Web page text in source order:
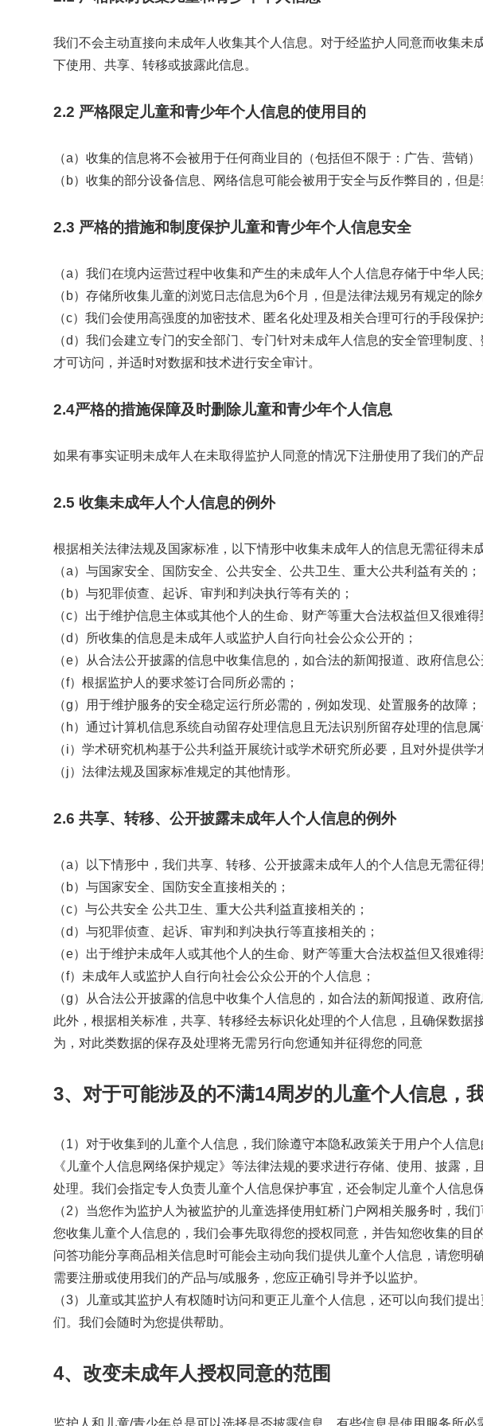
我们不会主动直接向未成年人收集其个人信息。对于经监护人同意而收集
下使用、共享、转移或披露此信息。
2.2 严格限定儿童和青少年个人信息的使用目的
（a）收集的信息将不会被用于任何商业目的（包括但不限于：广告、营销
（b）收集的部分设备信息、网络信息可能会被用于安全与反作弊目的，但
2.3 严格的措施和制度保护儿童和青少年个人信息安全
（a）我们在境内运营过程中收集和产生的未成年人个人信息存储于中华人
（b）存储所收集儿童的浏览日志信息为6个月，但是法律法规另有规定的除
（c）我们会使用高强度的加密技术、匿名化处理及相关合理可行的手段保
（d）我们会建立专门的安全部门、专门针对未成年人信息的安全管理制
才可访问，并适时对数据和技术进行安全审计。
2.4严格的措施保障及时删除儿童和青少年个人信息
如果有事实证明未成年人在未取得监护人同意的情况下注册使用了我们的产
2.5 收集未成年人个人信息的例外
根据相关法律法规及国家标准，以下情形中收集未成年人的信息无需征得未
（a）与国家安全、国防安全、公共安全、公共卫生、重大公共利益有关的；
（b）与犯罪侦查、起诉、审判和判决执行等有关的；
（c）出于维护信息主体或其他个人的生命、财产等重大合法权益但又很难
（d）所收集的信息是未成年人或监护人自行向社会公众公开的；
（e）从合法公开披露的信息中收集信息的，如合法的新闻报道、政府信息公
（f）根据监护人的要求签订合同所必需的；
（g）用于维护服务的安全稳定运行所必需的，例如发现、处置服务的故障；
（h）通过计算机信息系统自动留存处理信息且无法识别所留存处理的信息
（i）学术研究机构基于公共利益开展统计或学术研究所必要，且对外提供
（j）法律法规及国家标准规定的其他情形。
2.6 共享、转移、公开披露未成年人个人信息的例外
（a）以下情形中，我们共享、转移、公开披露未成年人的个人信息无需征得
（b）与国家安全、国防安全直接相关的；
（c）与公共安全 公共卫生、重大公共利益直接相关的；
（d）与犯罪侦查、起诉、审判和判决执行等直接相关的；
（e）出于维护未成年人或其他个人的生命、财产等重大合法权益但又很难得
（f）未成年人或监护人自行向社会公众公开的个人信息；
（g）从合法公开披露的信息中收集个人信息的，如合法的新闻报道、政府信
此外，根据相关标准，共享、转移经去标识化处理的个人信息，且确保数
为，对此类数据的保存及处理将无需另行向您通知并征得您的同意
3、对于可能涉及的不满14周岁的儿童个人信息，
（1）对于收集到的儿童个人信息，我们除遵守本隐私政策关于用户个人
《儿童个人信息网络保护规定》等法律法规的要求进行存储、使用、披露
处理。我们会指定专人负责儿童个人信息保护事宜，还会制定儿童个人信息
（2）当您作为监护人为被监护的儿童选择使用虹桥门户网相关服务时，
您收集儿童个人信息的，我们会事先取得您的授权同意，并告知您收集的
问答功能分享商品相关信息时可能会主动向我们提供儿童个人信息，请您
需要注册或使用我们的产品与/或服务，您应正确引导并予以监护。
（3）儿童或其监护人有权随时访问和更正儿童个人信息，还可以向我们
们。我们会随时为您提供帮助。
4、改变未成年人授权同意的范围
监护人和儿童/青少年总是可以选择是否披露信息。有些信息是使用服务所